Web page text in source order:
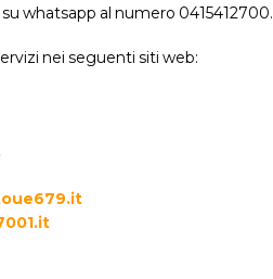
whatsapp al numero 0415412700.
nei seguenti siti web: